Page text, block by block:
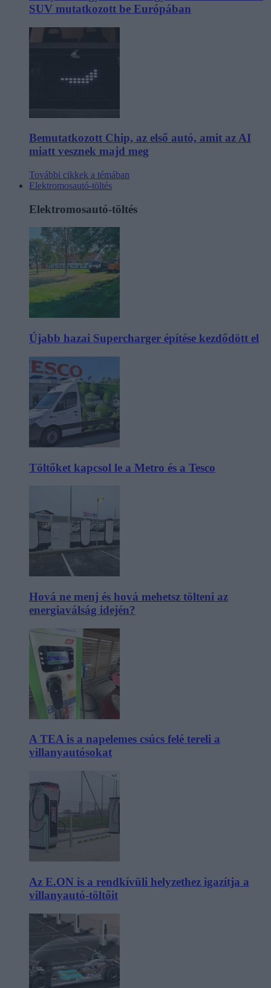
SUV mutatkozott be Európában
Bemutatkozott Chip, az első autó, amit az AI
miatt vesznek majd meg
További cikkek a témában
Elektromosautó-töltés
Elektromosautó-töltés
Újabb hazai Supercharger építése kezdődött el
Töltőket kapcsol le a Metro és a Tesco
Hová ne menj és hová mehetsz tölteni az
energiaválság idején?
A TEA is a napelemes csúcs felé tereli a
villanyautósokat
Az E.ON is a rendkívüli helyzethez igazítja a
villanyautó-töltőit